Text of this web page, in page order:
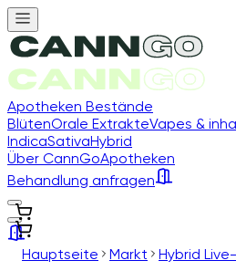
Apotheken Bestände
BlütenOrale ExtrakteVapes &
IndicaSativaHybrid
Über CannGoApotheken
Behandlung anfragen
Hauptseite Markt
Hybrid